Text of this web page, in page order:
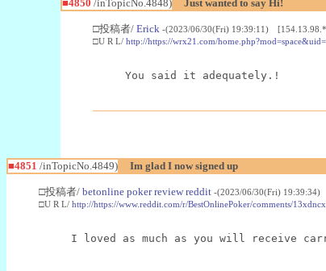
■4850 /inTopicNo.4848) Just wanted to say Hi!
□投稿者/ Erick -(2023/06/30(Fri) 19:39:11)
□U R L/ http://https://wrx21.com/
You said it adequately.!
■4851 /inTopicNo.4849) Im glad I now signed up
□投稿者/ betonline poker review reddit -(2023/06/30(Fri)
□U R L/ http://https://www.reddit.com/r/BestOnlinePoker/comments/
I loved as much as you will receive